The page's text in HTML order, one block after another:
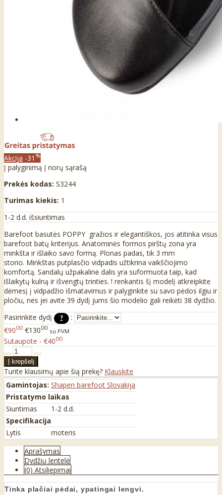
Akcija -31 %
Į palyginimą Į norų sąrašą
Prekės kodas: S3244
Turimas kiekis: 1
1-2 d.d. išsiuntimas
Barefoot basutės POPPY gražios ir elegantiškos, jos atitinka visus
barefoot batų kriterijus. Anatominės formos pirštų zona yra
minkšta ir išlaiko savo formą. Plonas padas, tik 3 mm
storio. Minkštas putplasčio vidpadis užtikrina vaikščiojimo
komfortą. Sandalų užpakalinė dalis yra suformuota taip, kad
išlaikytų kulną ir išvengtų trinties. ! renkantis šį modelį atkreipkite
dėmesį į vidpadžio išmatavimus ir palyginkite su savo pėdos ilgiu ir
pločiu, nes jei avite 39 dydį jums šio modelio gali reikėti 38 dydžio.
Pasirinkite dydį
?
:
€9000 €13000 su PVM
Sutaupote - €4000
Turite klausimų apie šią prekę? Klauskite
Gamintojas: Shapen barefoot Slovakija
Pristatymo laikas
Siuntimas
1-2 d.d.
Specifikacija
Lytis
moteris
Aprašymas
Dydžių lentelė
(0) Atsiliepimai
Tinka plačiai pėdai, ypatingai lengvi.